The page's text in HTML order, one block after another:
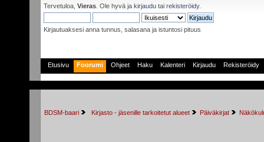
Tervetuloa, Vieras . Ole hyvä ja kirjaudu tai rekisteröidy.
Kirjautuaksesi anna tunnus, salasana ja istuntosi pituus
Etusivu Foorumi Ohjeet Haku Kalenteri Kirjaudu Rekisteröidy
BDSM-baari Kirjasto - jäsenille tarkoitetut alueet Päiväkirjat